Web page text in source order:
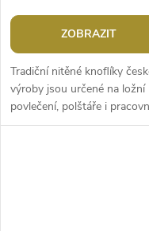
ZOBRAZIT
Tradiční nitěné knoflíky
výroby jsou určené na ložní
povlečení, polštáře i
oděvy (zástěry, pláště